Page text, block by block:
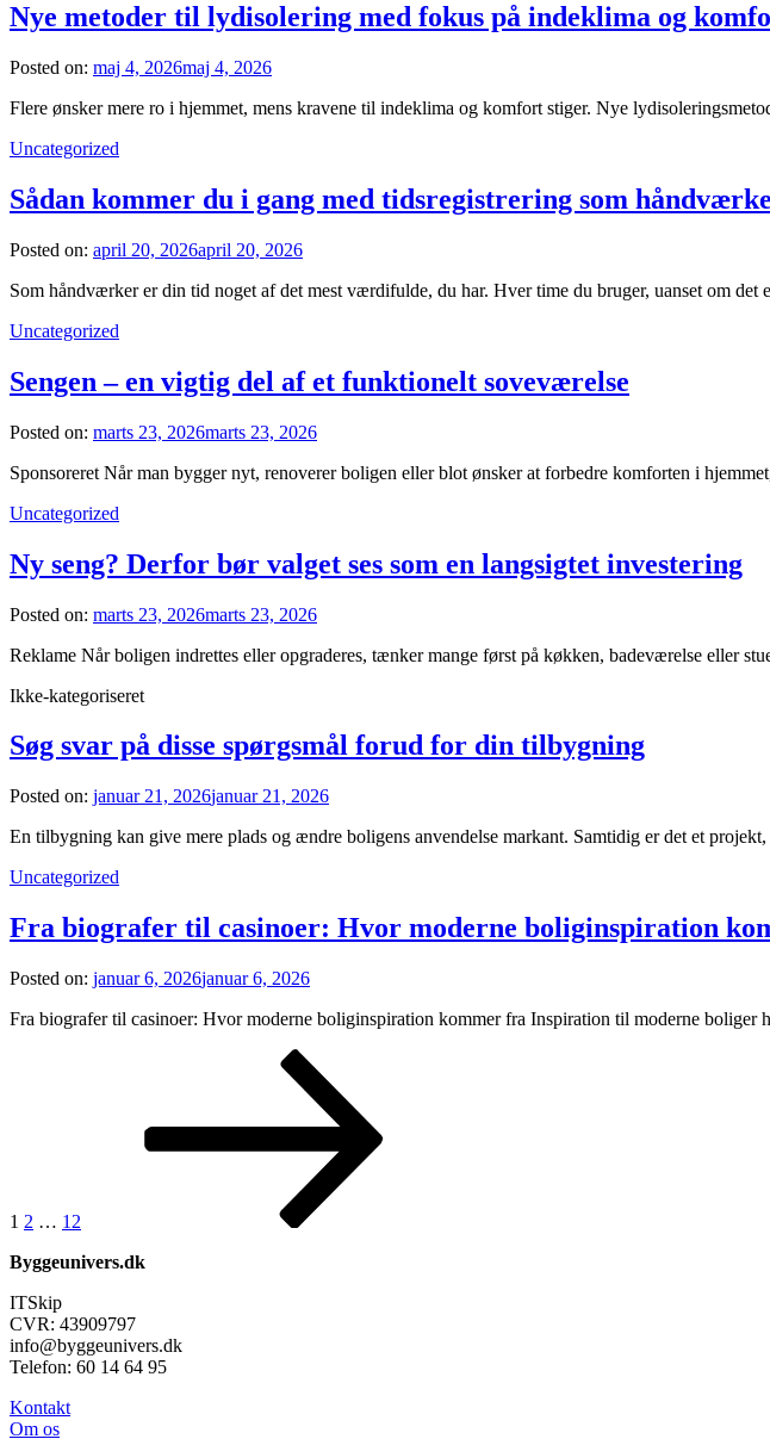
Nye metoder til lydisolering med fokus på indeklima og
Posted on: maj 4, 2026maj 4, 2026
Flere ønsker mere ro i hjemmet, mens kravene til indeklima og komfort stiger. Nye
Uncategorized
Sådan kommer du i gang med tidsregistrering som
Posted on: april 20, 2026april 20, 2026
Som håndværker er din tid noget af det mest værdifulde, du har. Hver time du bruger, uanset om
Uncategorized
Sengen – en vigtig del af et funktionelt soveværelse
Posted on: marts 23, 2026marts 23, 2026
Sponsoreret Når man bygger nyt, renoverer boligen eller blot ønsker at forbedre komforten i
Uncategorized
Ny seng? Derfor bør valget ses som en langsigtet investering
Posted on: marts 23, 2026marts 23, 2026
Reklame Når boligen indrettes eller opgraderes, tænker mange først på køkken, badeværelse eller
Ikke-kategoriseret
Søg svar på disse spørgsmål forud for din tilbygning
Posted on: januar 21, 2026januar 21, 2026
En tilbygning kan give mere plads og ændre boligens anvendelse markant. Samtidig er det et
Uncategorized
Fra biografer til casinoer: Hvor moderne boliginspiration
Posted on: januar 6, 2026januar 6, 2026
Fra biografer til casinoer: Hvor moderne boliginspiration kommer fra Inspiration til moderne
1 2 … 12
Byggeunivers.dk
ITSkip
CVR: 43909797
info@byggeunivers.dk
Telefon: 60 14 64 95
Kontakt
Om os